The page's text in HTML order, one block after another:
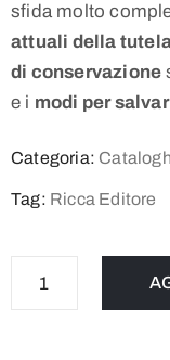
sfida molto
attuali della
di conservazione
e i modi per
Categoria:
Tag: Ricca Editore